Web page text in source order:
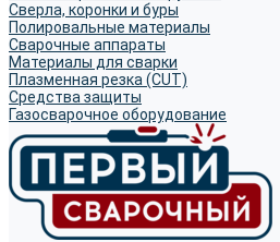
Сверла, коронки и буры
Полировальные материалы
Сварочные аппараты
Материалы для сварки
Плазменная резка (CUT)
Средства защиты
Газосварочное оборудование